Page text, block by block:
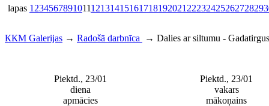
lapas 1 23456789101112131415161718192021 2223242526272829
ККМ Galerijas → Radošā darbnīca → Dalies ar siltumu - Gadatirgus
Piektd., 23/01
diena
apmācies
Piektd., 23/01
vakars
mākoņains